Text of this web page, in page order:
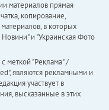
материалов прямая
копирование,
в которых
Новини" и "Украинская Фото
меткой "Реклама" /
являются рекламными и
участвует в
высказанные в этих